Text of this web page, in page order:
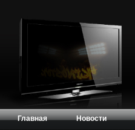
Главная Новости